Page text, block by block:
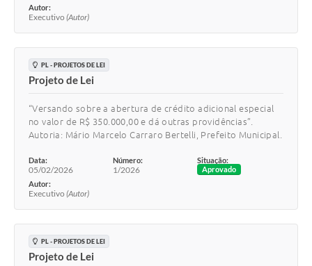
Autor:
Executivo (Autor)
PL - PROJETOS DE LEI
Projeto de Lei
“Versando sobre a abertura de crédito adicional especial
no valor de R$ 350.000,00 e dá outras providências”.
Autoria: Mário Marcelo Carraro Bertelli, Prefeito Municipal.
Data:
05/02/2026
Número:
1/2026
Situação:
Aprovado
Autor:
Executivo (Autor)
PL - PROJETOS DE LEI
Projeto de Lei